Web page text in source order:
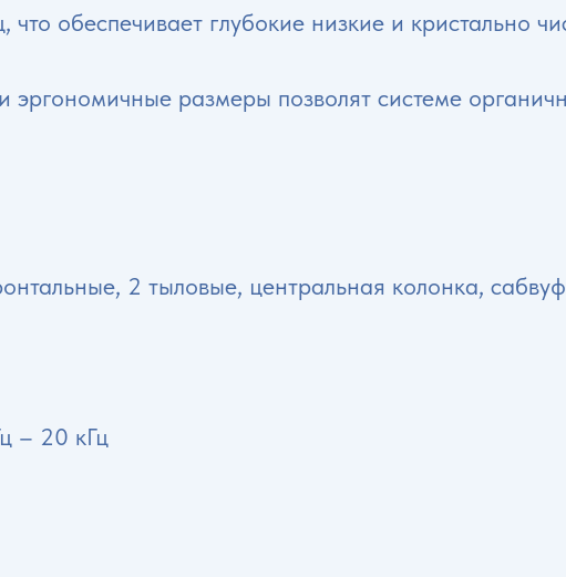
обеспечивает глубокие низкие и кристально
размеры позволят системе
2 тыловые, центральная колонка,
– 20 кГц